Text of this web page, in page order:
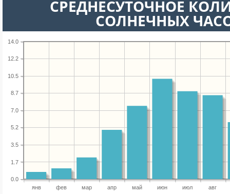
СРЕДНЕСУТОЧНОЕ
СОЛНЕЧНЫХ
янв фев мар апр май июн июл авг
0.0
1.7
3.5
5.2
7.0
8.7
10.5
12.2
14.0